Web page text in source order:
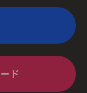
ド